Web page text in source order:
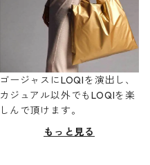
ゴージャスにLOQIを演出し、
カジュアル以外でもLOQIを楽
しんで頂けます。
もっと見る